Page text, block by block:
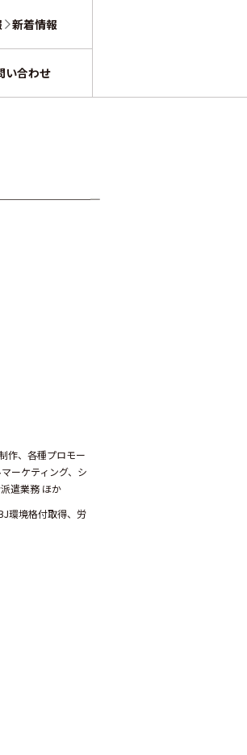
新着情報
い合わせ
作、各種プロモー
ーケティング、シ
遣業務 ほか
環境格付取得、労